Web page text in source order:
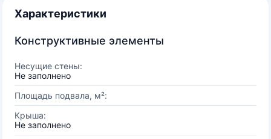
Характеристики
Конструктивные элементы
Несущие стены:
Не заполнено
Площадь подвала, м²:
Крыша:
Не заполнено